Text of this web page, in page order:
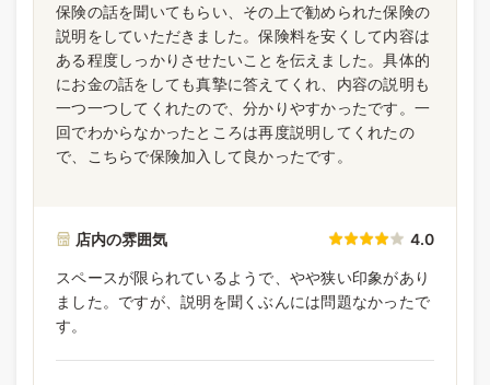
保険の話を聞いてもらい、その上で勧められた保険の
説明をしていただきました。保険料を安くして内容は
ある程度しっかりさせたいことを伝えました。具体的
にお金の話をしても真摯に答えてくれ、内容の説明も
一つ一つしてくれたので、分かりやすかったです。一
回でわからなかったところは再度説明してくれたの
で、こちらで保険加入して良かったです。
店内の雰囲気 4.0
スペースが限られているようで、やや狭い印象があり
ました。ですが、説明を聞くぶんには問題なかったで
す。